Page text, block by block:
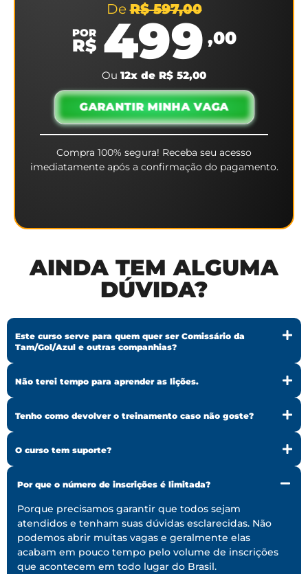
DeR$ 597,00
POR
R$ 499 ,00
Ou 12x de R$ 52,00
GARANTIR MINHA VAGA
Compra 100% segura! Receba seu acesso
imediatamente após a confirmação do pagamento.
AINDA TEM ALGUMA
DÚVIDA?
Este curso serve para quem quer ser Comissário da
Tam/Gol/Azul e outras companhias?
Não terei tempo para aprender as lições.
Tenho como devolver o treinamento caso não goste?
O curso tem suporte?
Por que o número de inscrições é limitada?
Porque precisamos garantir que todos sejam
atendidos e tenham suas dúvidas esclarecidas. Não
podemos abrir muitas vagas e geralmente elas
acabam em pouco tempo pelo volume de inscrições
que acontecem em todo lugar do Brasil.